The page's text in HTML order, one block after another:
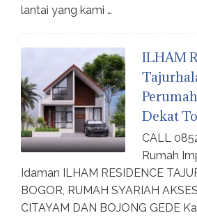
lantai yang kami …
ILHAM
Dekat
CALL
Rumah
Idaman ILHAM RESIDENCE
BOGOR, RUMAH SYARIAH
CITAYAM DAN BOJONG GEDE